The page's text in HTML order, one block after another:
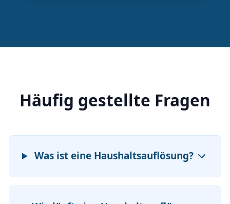
Häufig gestellte Fragen
Was ist eine Haushaltsauflösung?